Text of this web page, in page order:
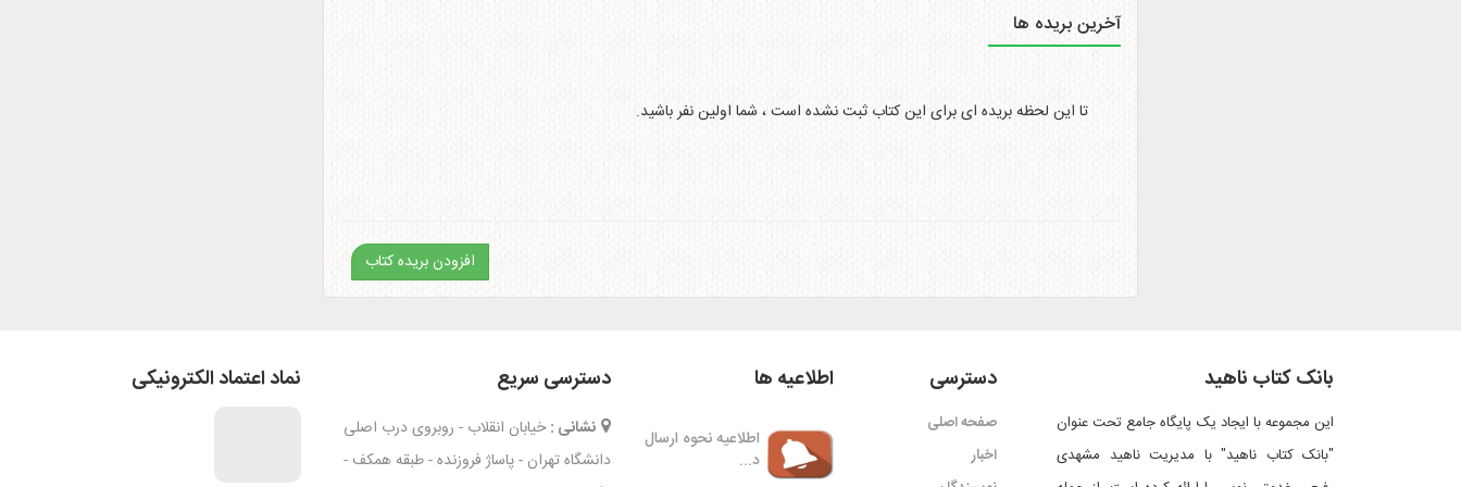
آخرین بریده ها
تا این لحظه بریده ای برای این کتاب ثبت نشده است ، شما اولین نفر باشید.
افزودن بریده کتاب
بانک کتاب ناهید
این مجموعه با ایجاد یک پایگاه جامع تحت عنوان
"بانک کتاب ناهید" با مدیریت ناهید مشهدی
دسترسی
صفحه اصلی
اخبار
اطلاعیه ها
اطلاعیه نحوه ارسال
د...
دسترسی سریع
نشانی : خیابان انقلاب - روبروی درب اصلی
دانشگاه تهران - پاساژ فروزنده - طبقه همکف -
نماد اعتماد الکترونیکی